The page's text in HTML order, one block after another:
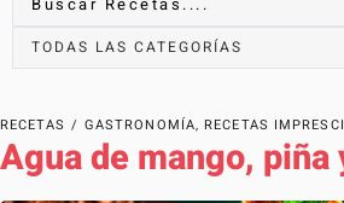
RECETAS / GASTRONOMÍA, RECETAS
Agua de mango, piña